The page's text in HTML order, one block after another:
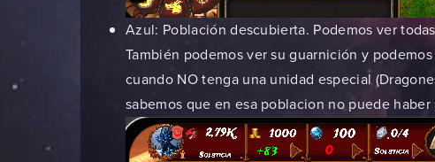
Azul: Población descubierta. Podemos ver
También podemos ver su guarnición y
cuando NO tenga una unidad especial
sabemos que en esa poblacion no puede haber